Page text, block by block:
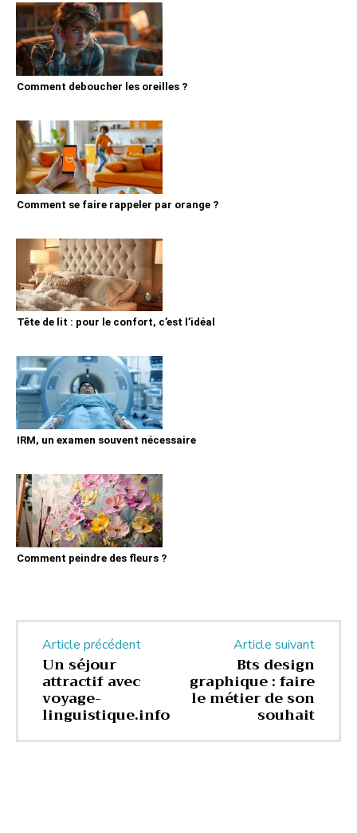
Comment deboucher les oreilles ?
Comment se faire rappeler par orange ?
Tête de lit : pour le confort, c’est l’idéal
IRM, un examen souvent nécessaire
Comment peindre des fleurs ?
Article précédent
Un séjour
attractif avec
voyage-
linguistique.info
Article suivant
Bts design
graphique : faire
le métier de son
souhait